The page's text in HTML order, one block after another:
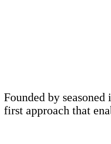
Founded by seasoned i
first approach that ena